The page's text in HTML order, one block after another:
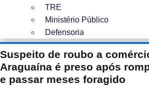
TRE
Ministério Público
Defensoria
Suspeito de roubo a
Araguaína é preso após
e passar meses foragido